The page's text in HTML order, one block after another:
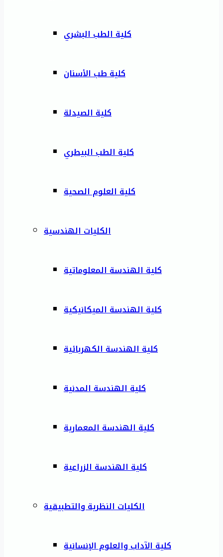
كلية الطب البشري
كلية طب الأسنان
كلية الصيدلة
كلية الطب البيطري
كلية العلوم الصحية
الكليات الهندسية
كلية الهندسة المعلوماتية
كلية الهندسة الميكانيكية
كلية الهندسة الكهربائية
كلية الهندسة المدنية
كلية الهندسة المعمارية
كلية الهندسة الزراعية
الكليات النظرية والتطبيقية
كلية الآداب والعلوم الإنسانية